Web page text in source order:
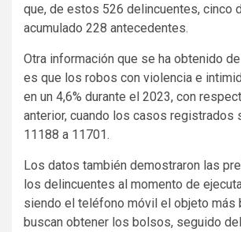
que, de estos 526 delincuentes, cinco
acumulado 228 antecedentes.
Otra información que se ha obtenido
es que los robos con violencia e
en un 4,6% durante el 2023, con
anterior, cuando los casos registrados
11188 a 11701.
Los datos también demostraron las
los delincuentes al momento de
siendo el teléfono móvil el objeto más
buscan obtener los bolsos, seguido